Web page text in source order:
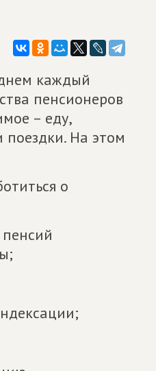
каждый
пенсионеров
– еду,
поездки. На этом
о